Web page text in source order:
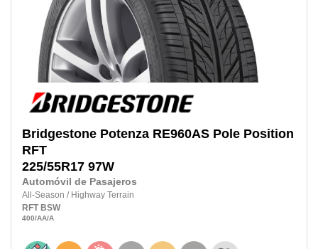
Bridgestone Potenza RE960AS Pole Position
RFT
225/55R17 97W
Automóvil de Pasajeros
All-Season / Highway Terrain
RFT BSW
400/AA/A